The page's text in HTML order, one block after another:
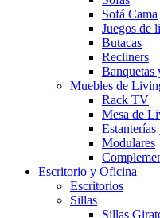
Sofá Cama
Juegos de
Butacas
Recliners
Banquetas
Muebles de
Rack TV
Mesa de
Modulares
Escritorio y Oficina
Escritorios
Sillas
Sillas